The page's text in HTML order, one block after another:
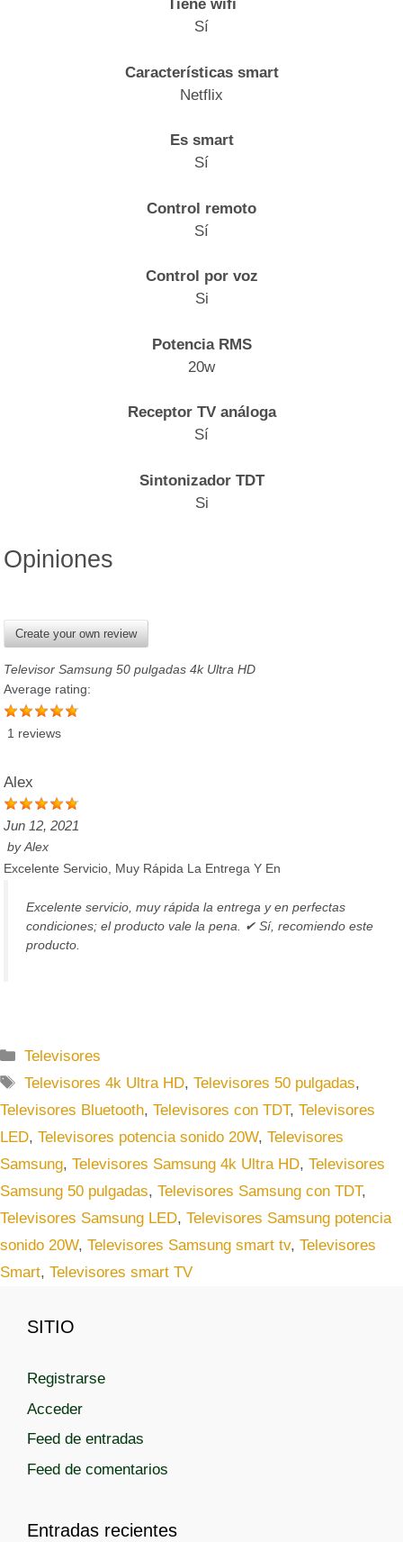
Tiene wifi
Sí
Características smart
Netflix
Es smart
Sí
Control remoto
Sí
Control por voz
Si
Potencia RMS
20w
Receptor TV análoga
Sí
Sintonizador TDT
Si
Opiniones
Create your own review
Televisor Samsung 50 pulgadas 4k Ultra HD
Average rating:
1 reviews
Alex
Jun 12, 2021
byAlex
Excelente Servicio, Muy Rápida La Entrega Y En
Excelente servicio, muy rápida la entrega y en perfectas
condiciones; el producto vale la pena. ✔ Sí, recomiendo este
producto.
C
a
g
o
r
í
Televisores
E
t
q
u
e
t
a
Televisores 4k Ultra HD,Televisores 50 pulgadas,
Televisores Bluetooth, Televisores con TDT, Televisores
LED, Televisores potencia sonido 20W, Televisores
Samsung, Televisores Samsung 4k Ultra HD, Televisores
Samsung 50 pulgadas, Televisores Samsung con TDT,
Televisores Samsung LED, Televisores Samsung potencia
sonido 20W, Televisores Samsung smart tv, Televisores
Smart, Televisores smart TV
SITIO
Registrarse
Acceder
Feed de entradas
Feed de comentarios
Entradas recientes